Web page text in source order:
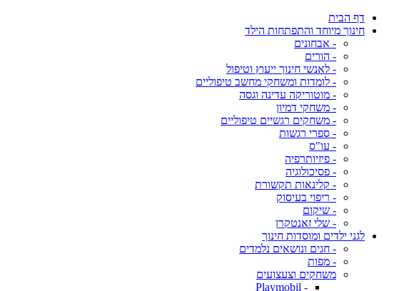
דף הבית
חינוך מיוחד והתפתחות הילד
- אבחונים
- הורים
- לאנשי חינוך ייעוץ וטיפול
- לומדות ומשחקי מחשב טיפוליים
- מוטוריקה עדינה וגסה
- משחקי דמיון
- משחקים רגשיים טיפוליים
- ספרי רגשות
- עו"ס
- פיזיותרפיה
- פסיכולוגיה
- קלינאות תקשורת
- ריפוי בעיסוק
- שיקום
- שלי זאנטקרן
לגני ילדים ומוסדות חינוך
- חגים ונושאים נלמדים
- מפות
משחקים וצעצועים
- Playmobil